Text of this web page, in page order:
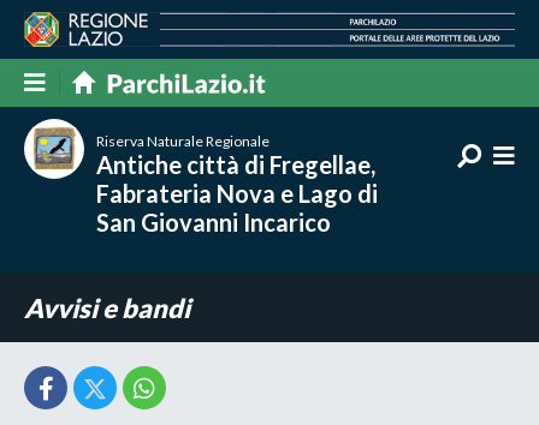
Riserva Naturale Regionale
Antiche città di Fregellae,
Fabrateria Nova e Lago di
San Giovanni Incarico
Avvisi e bandi